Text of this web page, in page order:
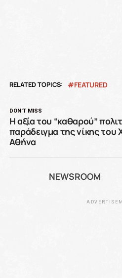
RELATED TOPICS: FEATURED
DON'T MISS
Η αξία του “καθαρού”
παράδειγμα της νίκης
Αθήνα
NEWSROOM